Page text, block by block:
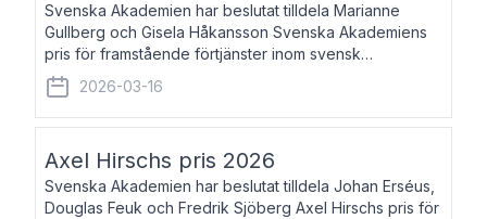
Svenska Akademien har beslutat tilldela Marianne
Gullberg och Gisela Håkansson Svenska Akademiens
pris för framstående förtjänster inom svensk
språkforskning och språkvård till minne av Carl Gabriel
och Karin Forsberg för år 2026. Prissumma
2026-03-16
Axel Hirschs pris 2026
Svenska Akademien har beslutat tilldela Johan Erséus,
Douglas Feuk och Fredrik Sjöberg Axel Hirschs pris för